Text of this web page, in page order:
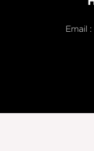
Email :